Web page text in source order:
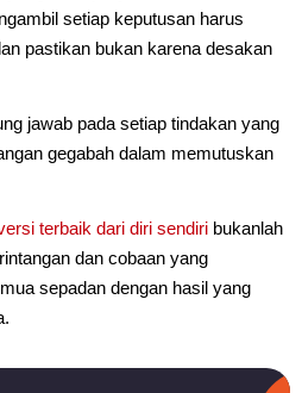
setiap keputusan harus
pastikan bukan karena desakan
jawab pada setiap tindakan yang
gegabah dalam memutuskan
terbaik dari diri sendiri bukanlah
dan cobaan yang
sepadan dengan hasil yang